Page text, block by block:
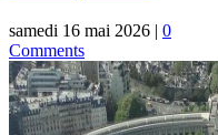
samedi 16 mai 2026 | 0
Comments